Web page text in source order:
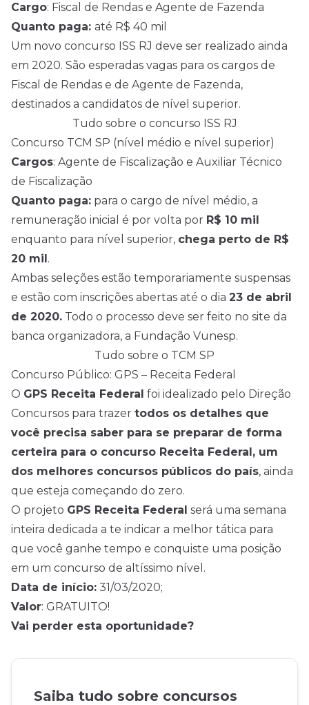
Cargo: Fiscal de Rendas e Agente de Fazenda
Quanto paga: até R$ 40 mil
Um novo concurso ISS RJ deve ser realizado ainda
em 2020. São esperadas vagas para os cargos de
Fiscal de Rendas e de Agente de Fazenda,
destinados a candidatos de nível superior.
Tudo sobre o concurso ISS RJ
Concurso TCM SP (nível médio e nível superior)
Cargos: Agente de Fiscalização e Auxiliar Técnico
de Fiscalização
Quanto paga: para o cargo de nível médio, a
remuneração inicial é por volta por R$ 10 mil
enquanto para nível superior, chega perto de R$
20 mil.
Ambas seleções estão temporariamente suspensas
e estão com inscrições abertas até o dia 23 de abril
de 2020. Todo o processo deve ser feito no site da
banca organizadora, a Fundação Vunesp.
Tudo sobre o TCM SP
Concurso Público: GPS – Receita Federal
O GPS Receita Federal foi idealizado pelo Direção
Concursos para trazer todos os detalhes que
você precisa saber para se preparar de forma
certeira para o concurso Receita Federal, um
dos melhores concursos públicos do país, ainda
que esteja começando do zero.
O projeto GPS Receita Federal será uma semana
inteira dedicada a te indicar a melhor tática para
que você ganhe tempo e conquiste uma posição
em um concurso de altíssimo nível.
Data de início: 31/03/2020;
Valor: GRATUITO!
Vai perder esta oportunidade?
Saiba tudo sobre concursos